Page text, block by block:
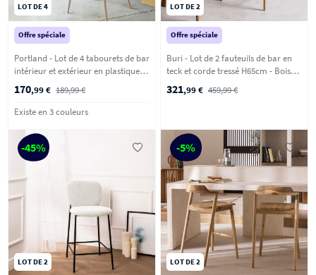
LOT DE 4
Offre spéciale
Portland - Lot de 4 tabourets de bar
intérieur et extérieur en plastique et
170,99 € 189,99 €
Existe en 3 couleurs
LOT DE 2
Offre spéciale
Buri - Lot de 2 fauteuils de bar en
teck et corde tressé H65cm - Bois
clair
321,99 € 459,99 €
-45%
LOT DE 2
-5%
LOT DE 2